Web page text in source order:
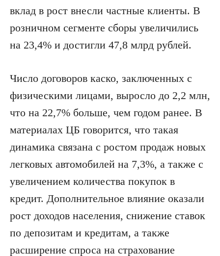
вклад в рост внесли частные клиенты. В
розничном сегменте сборы увеличились
на 23,4% и достигли 47,8 млрд рублей.
Число договоров каско, заключенных с
физическими лицами, выросло до 2,2 млн,
что на 22,7% больше, чем годом ранее. В
материалах ЦБ говорится, что такая
динамика связана с ростом продаж новых
легковых автомобилей на 7,3%, а также с
увеличением количества покупок в
кредит. Дополнительное влияние оказали
рост доходов населения, снижение ставок
по депозитам и кредитам, а также
расширение спроса на страхование